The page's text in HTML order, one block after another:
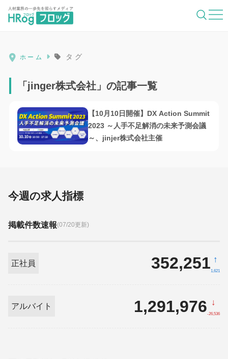
HRog | 人材業界の一歩先を照らすメディ
ホーム タグ
「jinger株式会社」の記事一覧
【10月10日開催】DX Action Summit
2023 ～人手不足解消の未来予測会議
～、jinjer株式会社主催
今週の求人指標
掲載件数速報(07/20更新)
正社員 352,251 ↑
1,621
アルバイト 1,291,976 ↓
-26,536